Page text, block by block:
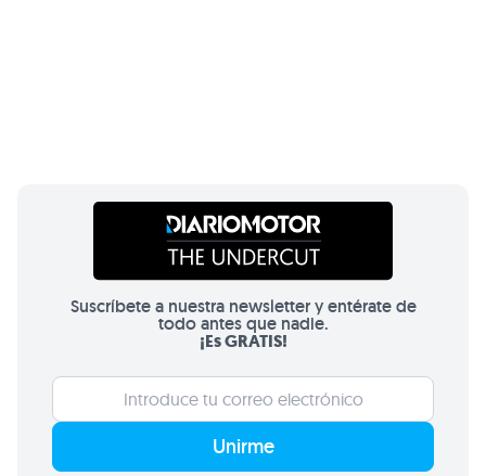
Suscríbete a nuestra newsletter y entérate de
todo antes que nadie.
¡Es GRATIS!
Unirme